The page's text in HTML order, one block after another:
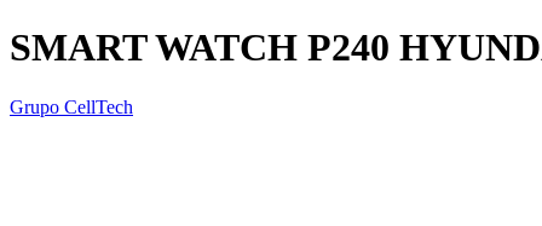
SMART WATCH P240
Grupo CellTech